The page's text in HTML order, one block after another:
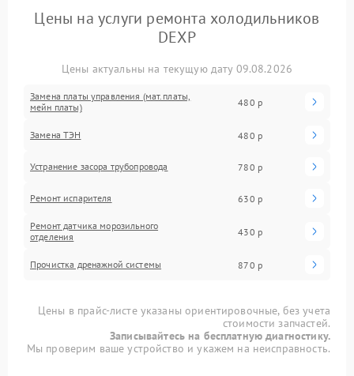
Цены на услуги ремонта холодильников
DEXP
Цены актуальны на текущую дату 09.08.2026
Замена платы управления (мат.платы,
мейн платы)
480 р
Замена ТЭН 480 р
Устранение засора трубопровода 780 р
Ремонт испарителя 630 р
Ремонт датчика морозильного
отделения
430 р
Прочистка дренажной системы 870 р
Цены в прайс-листе указаны ориентировочные, без учета
стоимости запчастей.
Записывайтесь на бесплатную диагностику.
Мы проверим ваше устройство и укажем на неисправность.